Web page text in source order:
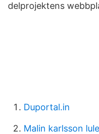
delprojektens
Duportal.in
Malin karlsson